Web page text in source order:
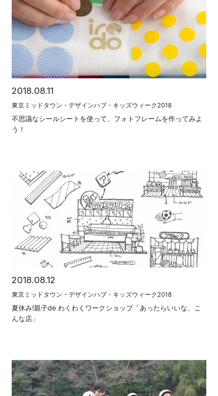
2018.08.11
東京ミッドタウン・デザインハブ・キッズウィーク2018
不思議なシールシートを使って、フォトフレームを作ってみよ
う！
2018.08.12
東京ミッドタウン・デザインハブ・キッズウィーク2018
夏休み!親子de わくわくワークショップ「あったらいいな、こ
んな店」